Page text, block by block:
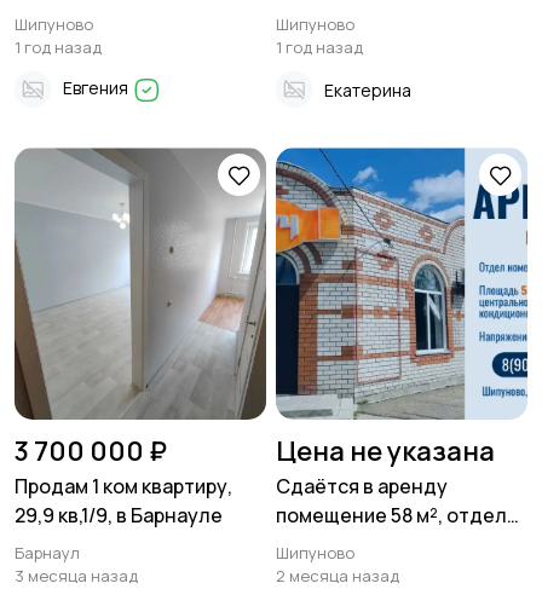
Шипуново
1 год назад
Евгения
Шипуново
1 год назад
Екатерина
3 700 000 ₽
Продам 1 ком квартиру,
29,9 кв,1/9, в Барнауле
Барнаул
3 месяца назад
Цена не указана
Сдаётся в аренду
помещение 58 м², отдел
номер 2 магазина «Луч»
по улице Мамонтова 80
Шипуново
2 месяца назад